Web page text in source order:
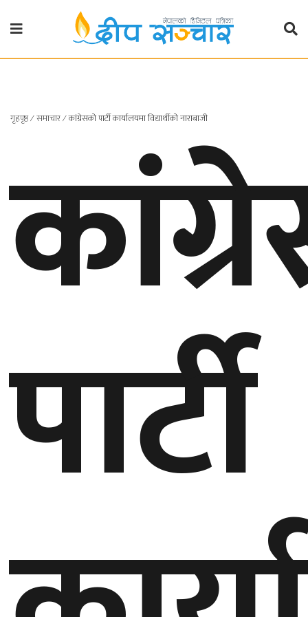
गृहपृष्ठ
प्रदेश
१
प्रदेश
२
बाग्मती
कर्णाली
प्रदेश
गृहपृष्ठ∕समाचार∕कांग्रेसको पार्टी कार्यालयमा विद्यार्थीको नाराबाजी
पार्टी